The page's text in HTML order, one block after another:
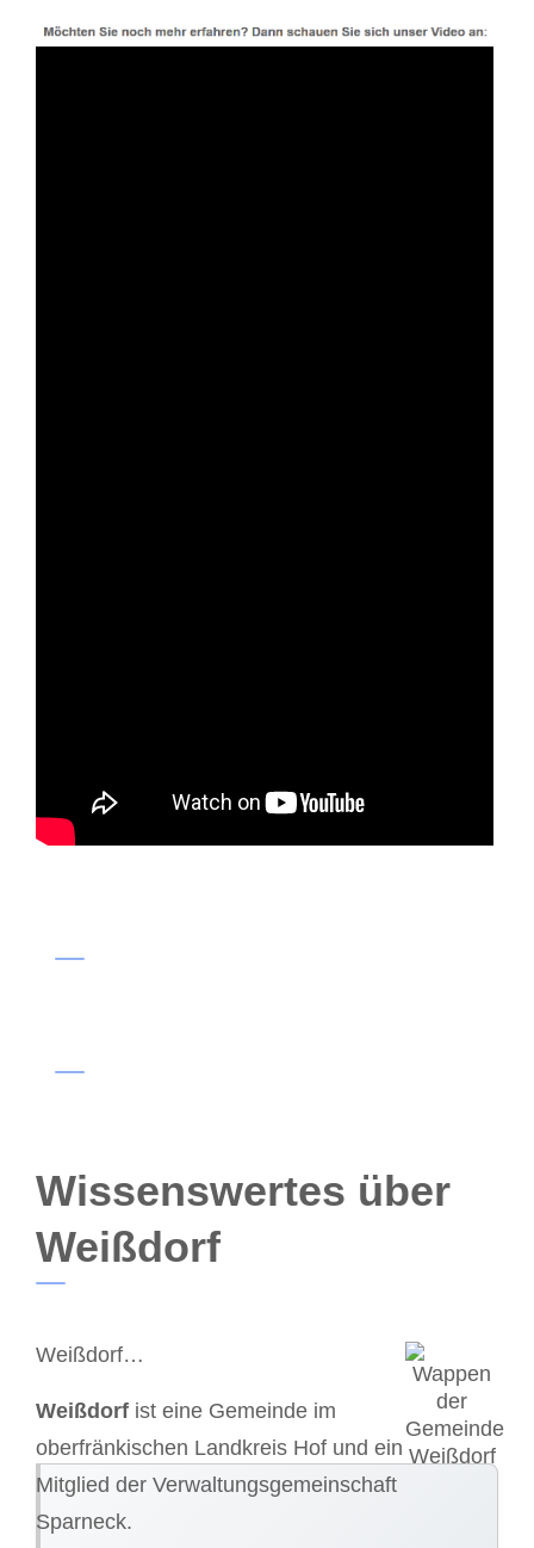
Wissenswertes über
Weißdorf
Weißdorf…
Weißdorf ist eine Gemeinde im
oberfränkischen Landkreis Hof und ein
Mitglied der Verwaltungsgemeinschaft
Sparneck.